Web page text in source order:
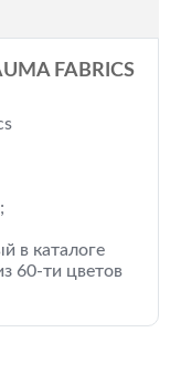
FABRICS
в каталоге
60-ти цветов